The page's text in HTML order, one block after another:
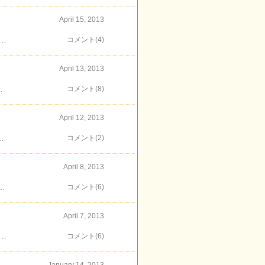
ったそうです 公園内には、蔵や手漕ぎの井戸・日本庭園などが残され蔵はギャラリーとして改装され活用されているそうです 手漕ぎの井戸もまだ健在なのだとか・・・散策途中のチョッと嬉しい発見でした～
April 15, 2013
コメント(4)
April 13, 2013
コメント(8)
April 12, 2013
コメント(2)
あります かなり日が経ってしまったけれどゆっくり参拝できて良かった～
April 8, 2013
コメント(6)
April 7, 2013
コメント(6)